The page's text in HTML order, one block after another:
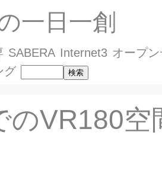
一日一創
SABERA Internet3 オープ
グ
のVR180空